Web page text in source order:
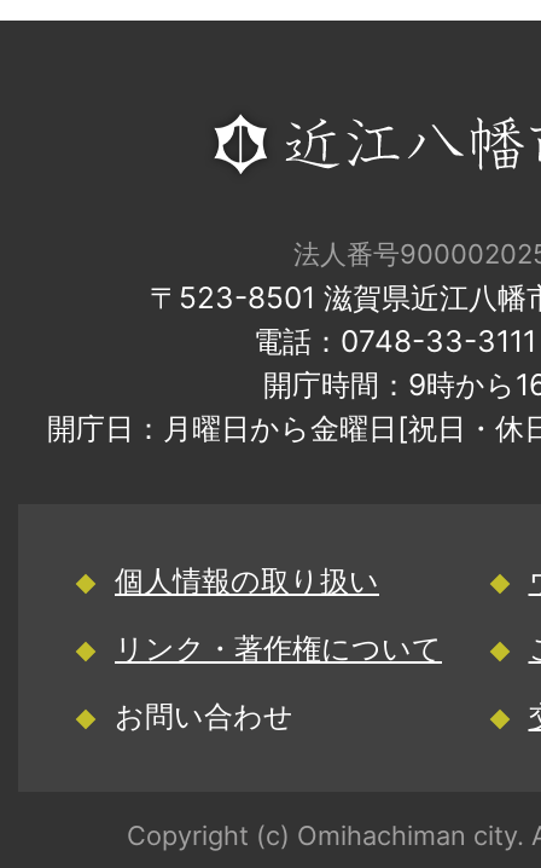
法人番号
〒523-8501 滋賀県近江八幡
電話：0748-33-
開庁時間：9時から
開庁日：月曜日から金曜日[祝日・
個人情報の取り扱い
リンク・著作権について
お問い合わせ
Copyright (c) Omihachiman city.